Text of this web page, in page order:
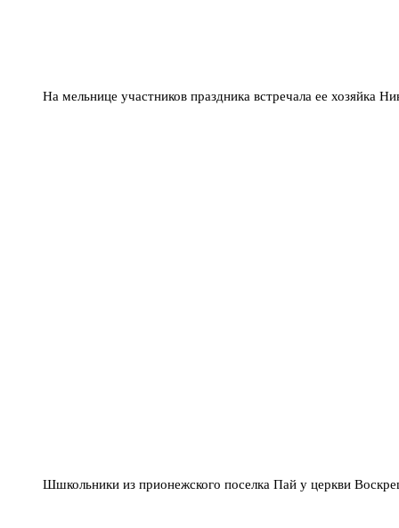
На мельнице участников праздника встречала ее хозяйка
Шшкольники из прионежского поселка Пай у церкви